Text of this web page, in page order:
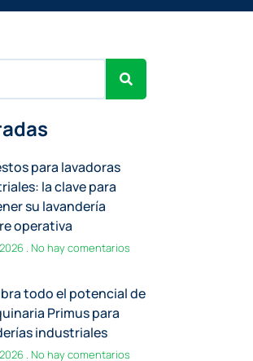
para lavadoras
la clave para
su lavandería
operativa
No hay comentarios
todo el potencial de
Primus para
industriales
No hay comentarios